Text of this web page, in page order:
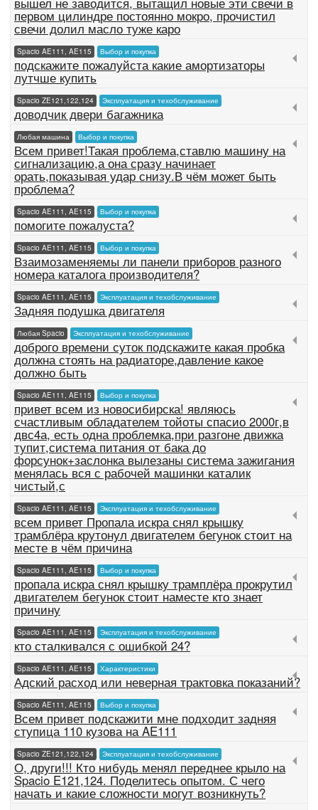
первом цилиндре постоянно мокро, прочистил
свечи долил масло туже каро
Spacio AE111, AE115 Выбор и покупка
подскажите пожалуйста какие амортизаторы
лутчше купить
Spacio ZE121,122,124 Эксплуатация и техобслуживание
доводчик двери багажника
Любая машина Выбор и покупка
Всем привет!Такая проблема,ставлю машину на
сигнализацию,а она сразу начинает
орать,показывая удар снизу.В чём может быть
проблема?
Spacio AE111, AE115 Выбор и покупка
помогите пожалуста?
Spacio AE111, AE115 Выбор и покупка
Взаимозаменяемы ли панели приборов разного
номера каталога производителя?
Spacio AE111, AE115 Эксплуатация и техобслуживание
Задняя подушка двигателя
Любая Spacio Эксплуатация и техобслуживание
доброго времени суток подскажите какая пробка
должна стоять на радиаторе,давление какое
должно быть
Spacio AE111, AE115 Выбор и покупка
привет всем из новосибирска! являюсь
счастливым обладателем тойоты спасио 2000г,в
двс4а, есть одна проблемка,при разгоне движка
тупит,система питания от бака до
форсунок+заслонка вылезаны система зажигания
менялась вся с рабочей машинки каталик
чистый,с
Spacio AE111, AE115 Эксплуатация и техобслуживание
всем привет Пропала искра снял крышку
трамблёра крутонул двигателем бегунок стоит на
месте в чём причина
Spacio AE111, AE115 Выбор и покупка
пропала искра снял крышку трамплёра прокрутил
двигателем бегунок стоит наместе кто знает
причину
Spacio AE111, AE115 Эксплуатация и техобслуживание
кто сталкивался с ошибкой 24?
Spacio AE111, AE115 Характеристики
Адский расход или неверная трактовка показаний?
Spacio AE111, AE115 Выбор и покупка
Всем привет подскажити мне подходит задняя
ступица 110 кузова на AE111
Spacio ZE121,122,124 Эксплуатация и техобслуживание
О, други!!! Кто нибудь менял переднее крыло на
Spacio E121,124. Поделитесь опытом. С чего
начать и какие сложности могут возникнуть?